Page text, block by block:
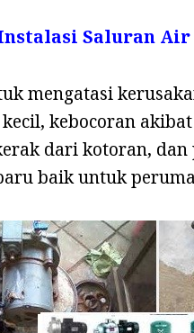
Saluran Air
mengatasi
kebocoran
dari kotoran,
baik untuk